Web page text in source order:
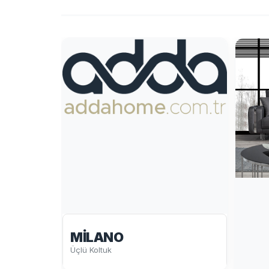
MILANO
Üçlü Koltuk